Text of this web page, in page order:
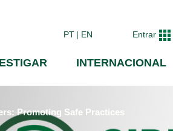
PT EN Entrar
INTERNACIONAL
Promoting Safe Practices